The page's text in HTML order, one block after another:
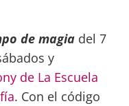
de magiadel 7
y
de La Escuela
. Con el código